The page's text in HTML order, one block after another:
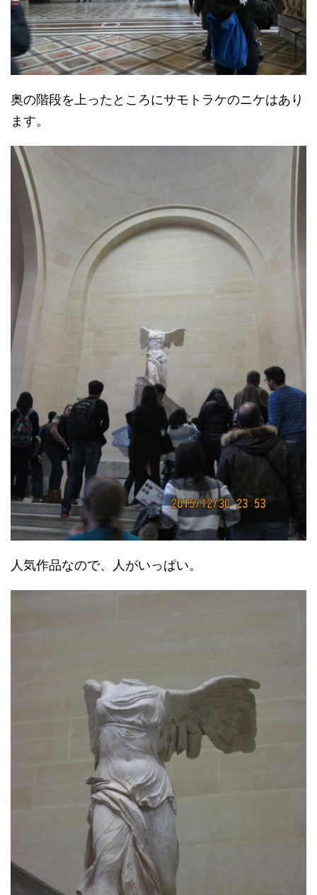
奥の階段を上ったところにサモトラケのニケはあり
ます。
人気作品なので、人がいっぱい。